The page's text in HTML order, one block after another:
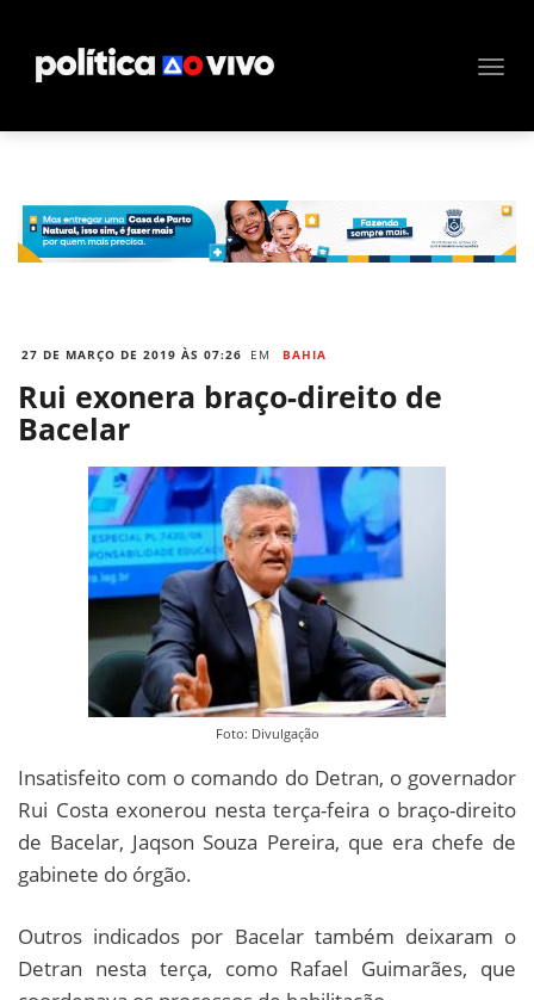
27 DE MARÇO DE 2019 ÀS 07:26 EM BAHIA
Rui exonera braço-direito de
Bacelar
Foto: Divulgação
Insatisfeito com o comando do Detran, o governador
Rui Costa exonerou nesta terça-feira o braço-direito
de Bacelar, Jaqson Souza Pereira, que era chefe de
gabinete do órgão.
Outros indicados por Bacelar também deixaram o
Detran nesta terça, como Rafael Guimarães, que